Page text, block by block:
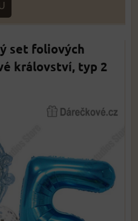
set foliových
království, typ 2